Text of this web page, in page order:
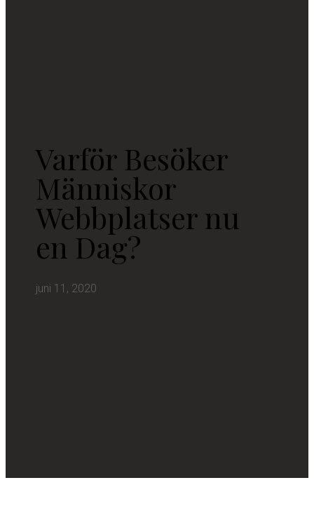
Varför Besöker
Människor
Webbplatser nu
en Dag?
juni 11, 2020